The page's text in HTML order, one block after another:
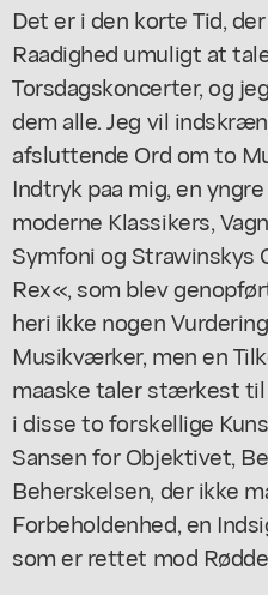
Det er i den korte Tid,
Raadighed umuligt at
Torsdagskoncerter, og
dem alle. Jeg vil
afsluttende Ord om to
Indtryk paa mig, en
moderne Klassikers,
Symfoni og Strawinskys
Rex«, som blev
heri ikke nogen
Musikværker, men en
maaske taler stærkest
i disse to forskellige
Sansen for Objektivet,
Beherskelsen, der ikke
Forbeholdenhed, en
som er rettet mod